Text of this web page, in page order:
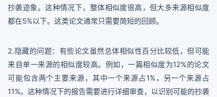
抄袭迹象。这种情况下，整体相似度很高，但大多来源相似度
都在5%以下。这类论文通常只需要简短的回顾。
2.隐藏的问题：有些论文虽然总体相似性百分比较低，但可能
来自单一来源的相似度较高。例如，一篇相似度为12%的论文
可能包含两个主要来源，其中一个来源占1%，另一个来源占
11%。这种情况下的报告需要进行详细审查，以识别可能的抄袭